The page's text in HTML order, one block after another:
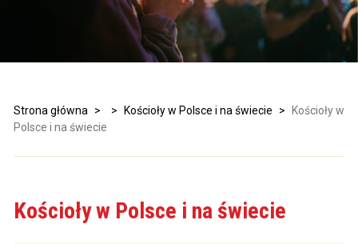
Strona główna > > Kościoły w Polsce i na świecie >
Kościoły w
Polsce i na świecie
Kościoły w Polsce i na świecie